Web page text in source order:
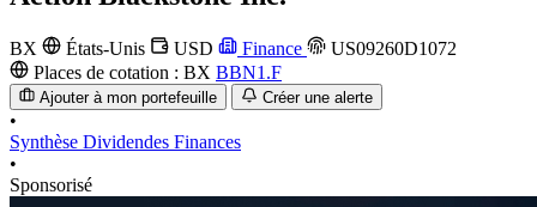
BX États-Unis USD Finance
US09260D1072
Places de cotation : BX BBN1.F
Ajouter à mon portefeuille Créer une alerte
•
Synthèse Dividendes Finances
•
Sponsorisé